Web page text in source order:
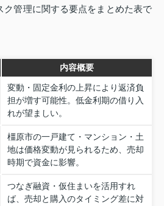
ク管理に関する要点をまとめた表で
内容概要
変動・固定金利の上昇により返済負
担が増す可能性。低金利期の借り入
れが望ましい。
橿原市の一戸建て・マンション・土
地は価格変動が見られるため、売却
時期で資金に影響。
つなぎ融資・仮住まいを活用すれ
ば、売却と購入のタイミング差に対